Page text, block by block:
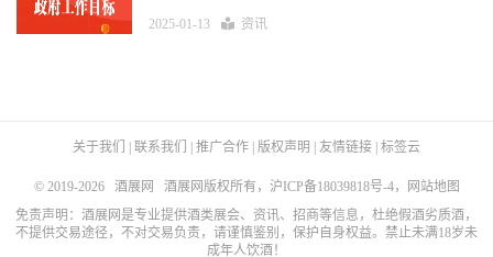
2025-01-13 资讯
关于我们 联系我们 推广合作 版权声明 友情链接 标签云
© 2019-2026 酒展网 酒展网版权所有， 沪ICP备18039818号-4，
网站地图
免责声明：酒展网是专业提供酒类展会、资讯、招商等信息，杜绝假酒劣质酒，
不提供交易途径，不对交易负责，请谨慎鉴别，保护自身权益。禁止未满18岁未
成年人饮酒！